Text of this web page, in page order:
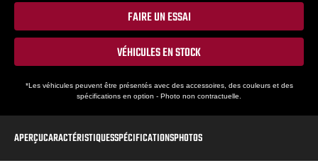
FAIRE UN ESSAI
VÉHICULES EN STOCK
*Les véhicules peuvent être présentés avec des accessoires, des couleurs et des
spécifications en option - Photo non contractuelle.
APERÇUCARACTÉRISTIQUESSPÉCIFICATIONSPHOTOS